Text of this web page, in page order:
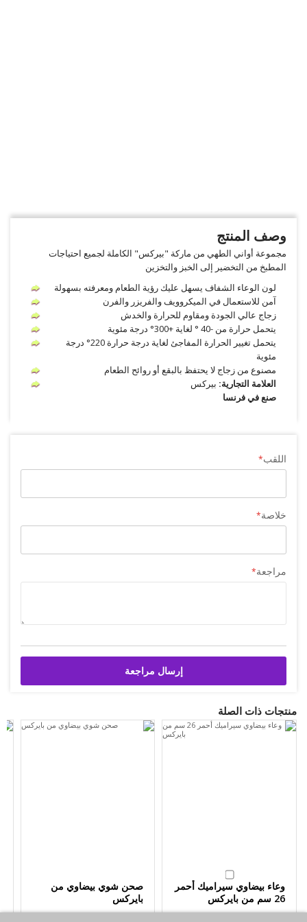
وصف المنتج
مجموعة أواني الطهي من ماركة "بيركس" الكاملة لجميع احتياجات
المطبخ من التخضير إلى الخبز والتخزين
لون الوعاء الشفاف يسهل عليك رؤية الطعام ومعرفته بسهولة
آمن للاستعمال في الميكروويف والفريزر والفرن
زجاج عالي الجودة ومقاوم للحرارة والخدش
يتحمل حرارة من -40 ° لغاية +300° درجة مئوية
يتحمل تغيير الحرارة المفاجئ لغاية درجة حرارة 220° درجة
مئوية
مصنوع من زجاج لا يحتفظ بالبقع أو روائح الطعام
العلامة التجارية: بيركس
صنع في فرنسا
اللقب
خلاصة
مراجعة
إرسال مراجعة
منتجات ذات الصلة
وعاء بيضاوي سيراميك أحمر
26 سم من بايركس
صحن شوي بيضاوي من
بايركس